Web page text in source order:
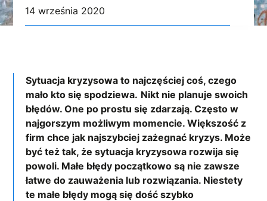
14 września 2020
Sytuacja kryzysowa to najczęściej coś, czego
mało kto się spodziewa. Nikt nie planuje swoich
błędów. One po prostu się zdarzają. Często w
najgorszym możliwym momencie. Większość z
firm chce jak najszybciej zażegnać kryzys. Może
być też tak, że sytuacja kryzysowa rozwija się
powoli. Małe błędy początkowo są nie zawsze
łatwe do zauważenia lub rozwiązania. Niestety
te małe błędy mogą się dość szybko